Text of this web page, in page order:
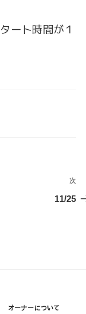
ート時間が１
次
の
次
11/25
オーナーについて